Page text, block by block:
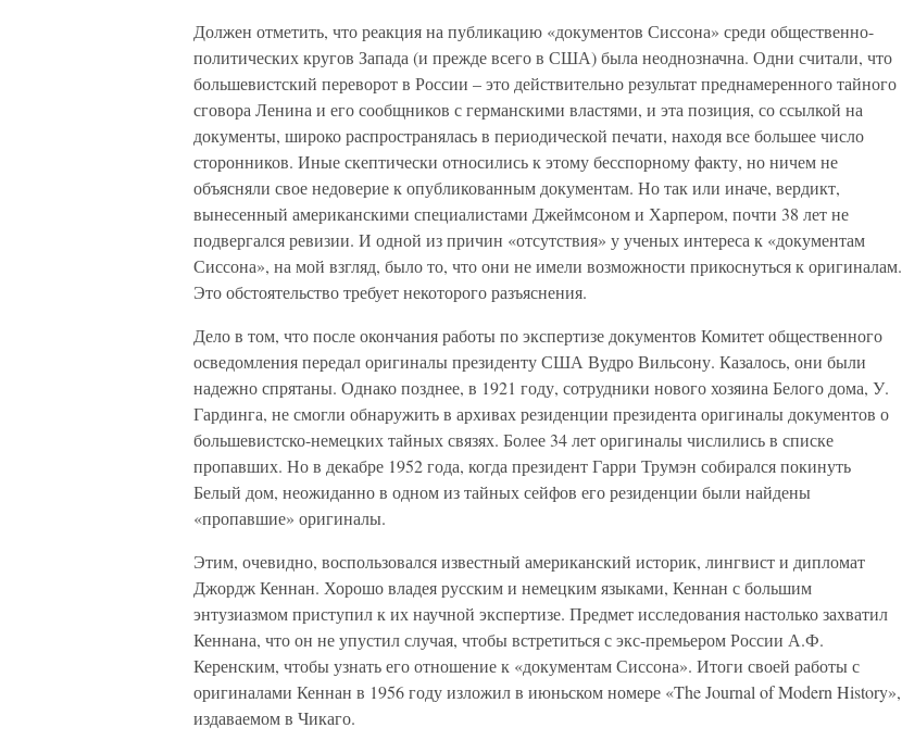
Должен отметить, что реакция на публикацию «документов Сиссона» среди общественно-
политических кругов Запада (и прежде всего в США) была неоднозначна. Одни считали, что
большевистский переворот в России – это действительно результат преднамеренного тайного
сговора Ленина и его сообщников с германскими властями, и эта позиция, со ссылкой на
документы, широко распространялась в периодической печати, находя все большее число
сторонников. Иные скептически относились к этому бесспорному факту, но ничем не
объясняли свое недоверие к опубликованным документам. Но так или иначе, вердикт,
вынесенный американскими специалистами Джеймсоном и Харпером, почти 38 лет не
подвергался ревизии. И одной из причин «отсутствия» у ученых интереса к «документам
Сиссона», на мой взгляд, было то, что они не имели возможности прикоснуться к оригиналам.
Это обстоятельство требует некоторого разъяснения.
Дело в том, что после окончания работы по экспертизе документов Комитет общественного
осведомления передал оригиналы президенту США Вудро Вильсону. Казалось, они были
надежно спрятаны. Однако позднее, в 1921 году, сотрудники нового хозяина Белого дома, У.
Гардинга, не смогли обнаружить в архивах резиденции президента оригиналы документов о
большевистско-немецких тайных связях. Более 34 лет оригиналы числились в списке
пропавших. Но в декабре 1952 года, когда президент Гарри Трумэн собирался покинуть
Белый дом, неожиданно в одном из тайных сейфов его резиденции были найдены
«пропавшие» оригиналы.
Этим, очевидно, воспользовался известный американский историк, лингвист и дипломат
Джордж Кеннан. Хорошо владея русским и немецким языками, Кеннан с большим
энтузиазмом приступил к их научной экспертизе. Предмет исследования настолько захватил
Кеннана, что он не упустил случая, чтобы встретиться с экс-премьером России А.Ф.
Керенским, чтобы узнать его отношение к «документам Сиссона». Итоги своей работы с
оригиналами Кеннан в 1956 году изложил в июньском номере «The Journal of Modern History»,
издаваемом в Чикаго.